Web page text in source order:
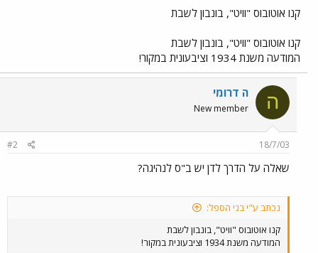
ך
קנו אוטובוס "וויט", בונבון לשבת
קנו אוטובוס "וויט", בונבון לשבת
המודעה משנת 1934 וציבעונית במקור!
ה ה דרומי
New member
18/7/03
#2
שאלה על הדרך לדן יש ב"ס לנהיגה?
נכתב ע"י בני הספל:
קנו אוטובוס "וויט", בונבון לשבת
המודעה משנת 1934 וציבעונית במקור!